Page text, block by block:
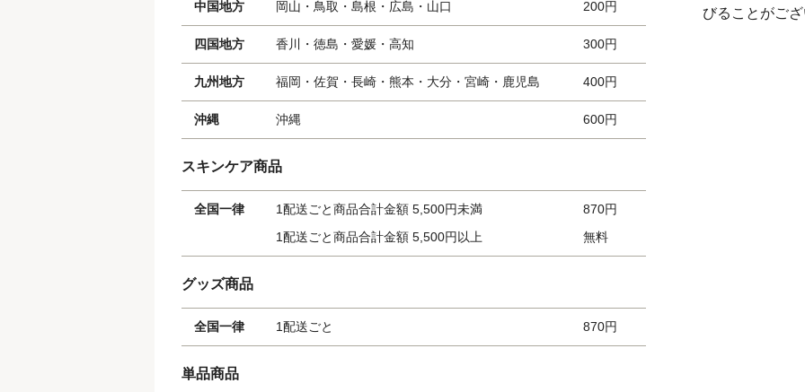
中国地方 岡山・鳥取・島根・広島・山口 200円
四国地方 香川・徳島・愛媛・高知 300円
九州地方 福岡・佐賀・長崎・熊本・大分・宮崎・鹿児島 400円
沖縄 沖縄 600円
スキンケア商品
全国一律 1配送ごと商品合計金額 5,500円未満
870円
1配送ごと商品合計金額 5,500円以上
無料
グッズ商品
全国一律 1配送ごと 870円
単品商品
びることがご